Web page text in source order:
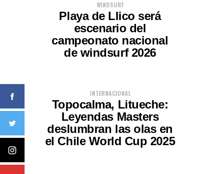
WINDSURF
Playa de Llico será
escenario del
campeonato nacional
de windsurf 2026
INTERNACIONAL
Topocalma, Litueche:
Leyendas Masters
deslumbran las olas en
el Chile World Cup 2025